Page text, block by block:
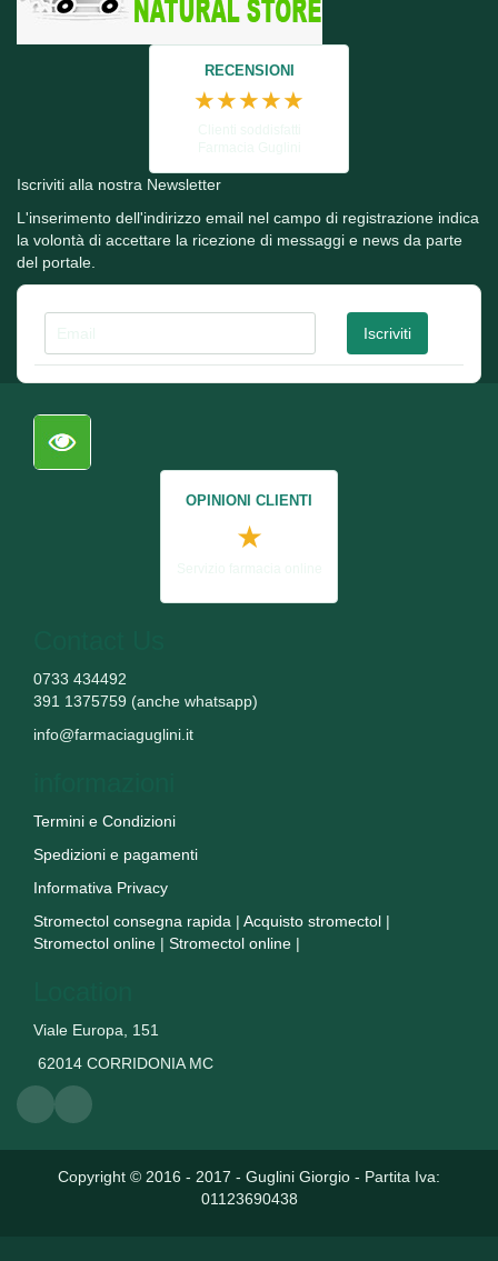
RECENSIONI
★★★★★
Iscriviti alla nostra Newsletter
L'inserimento dell'indirizzo email nel campo di registrazione indica
la volontà di accettare la ricezione di messaggi e news da parte
del portale.
OPINIONI CLIENTI
★
0733 434492
391 1375759 (anche whatsapp)
info@farmaciaguglini.it
Termini e Condizioni
Spedizioni e pagamenti
Informativa Privacy
Stromectol consegna rapida | Acquisto stromectol |
Stromectol online | Stromectol online |
Viale Europa, 151
62014 CORRIDONIA MC
Copyright © 2016 - 2017 - Guglini Giorgio - Partita Iva:
01123690438